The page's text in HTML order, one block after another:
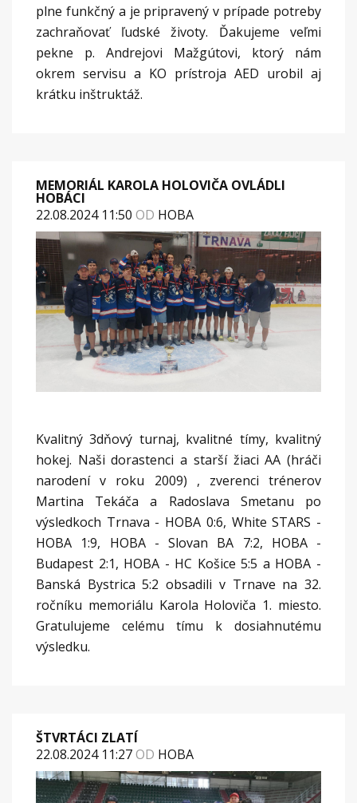
plne funkčný a je pripravený v prípade potreby
zachraňovať ľudské životy. Ďakujeme veľmi
pekne p. Andrejovi Mažgútovi, ktorý nám
okrem servisu a KO prístroja AED urobil aj
krátku inštruktáž.
MEMORIÁL KAROLA HOLOVIČA OVLÁDLI
HOBÁCI
22.08.2024 11:50 OD HOBA
Kvalitný 3dňový turnaj, kvalitné tímy, kvalitný
hokej. Naši dorastenci a starší žiaci AA (hráči
narodení v roku 2009) , zverenci trénerov
Martina Tekáča a Radoslava Smetanu po
výsledkoch Trnava - HOBA 0:6, White STARS -
HOBA 1:9, HOBA - Slovan BA 7:2, HOBA -
Budapest 2:1, HOBA - HC Košice 5:5 a HOBA -
Banská Bystrica 5:2 obsadili v Trnave na 32.
ročníku memoriálu Karola Holoviča 1. miesto.
Gratulujeme celému tímu k dosiahnutému
výsledku.
ŠTVRTÁCI ZLATÍ
22.08.2024 11:27OD HOBA